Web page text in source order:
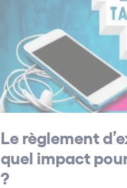
Le règlement
quel impact
?